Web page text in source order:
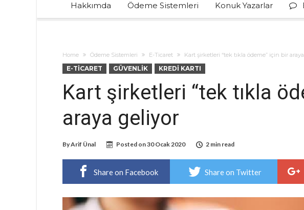
Hakkımda Ödeme Sistemleri Konuk Yazarlar
Home Ödeme Sistemleri E-Ticaret Kart şirketleri “tek tıkla ödeme” için bir
E-TICARET GÜVENLIK KREDI KARTI
Kart şirketleri “tek tıkla
araya geliyor
ByArif Ünal Posted on30 Ocak 2020 2 min read
Share on Facebook Share on Twitter